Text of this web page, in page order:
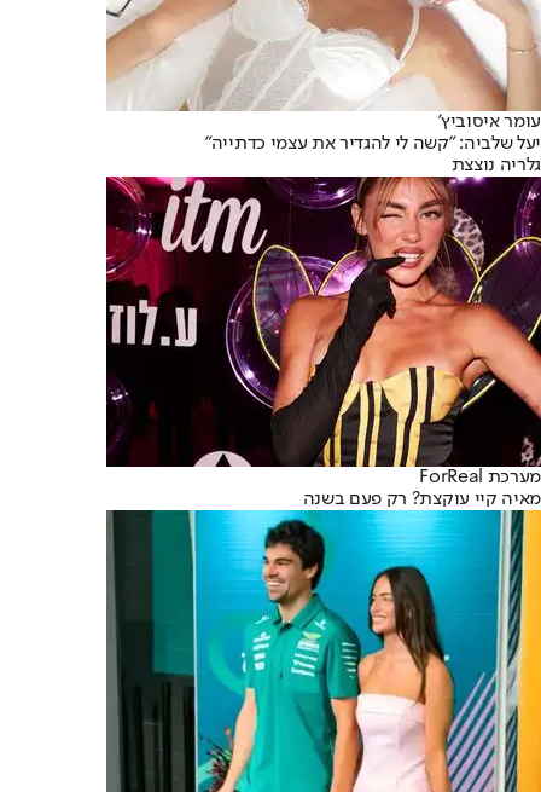
עומר איסוביץ'
יעל שלביה: "קשה לי להגדיר את עצמי כדתייה"
גלריה נוצצת
מערכת ForReal
מאיה קיי עוקצת? רק פעם בשנה